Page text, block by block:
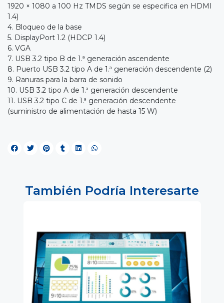
1920 × 1080 a 100 Hz TMDS según se especifica en HDMI
1.4)
4. Bloqueo de la base
5. DisplayPort 1.2 (HDCP 1.4)
6. VGA
7. USB 3.2 tipo B de 1.ª generación ascendente
8. Puerto USB 3.2 tipo A de 1.ª generación descendente (2)
9. Ranuras para la barra de sonido
10. USB 3.2 tipo A de 1.ª generación descendente
11. USB 3.2 tipo C de 1.ª generación descendente
(suministro de alimentación de hasta 15 W)
También Podría Interesarte